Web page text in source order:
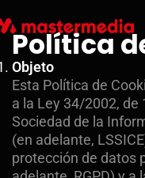
Política
Objeto
Esta Política de
a la Ley 34/2002, de
Sociedad de la
(en adelante,
protección de datos